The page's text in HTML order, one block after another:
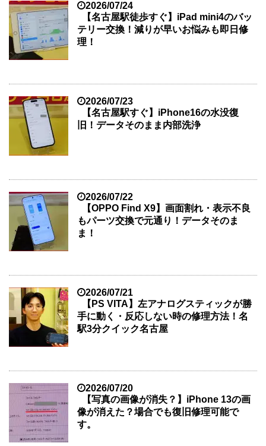
2026/07/24
【名古屋駅徒歩すぐ】iPad mini4のバッ
テリー交換！減りが早いお悩みも即日修
理！
2026/07/23
【名古屋駅すぐ】iPhone16の水没復
旧！データそのまま内部洗浄
2026/07/22
【OPPO Find X9】画面割れ・表示不良
もパーツ交換で元通り！データそのま
ま！
2026/07/21
【PS VITA】左アナログスティックが勝
手に動く・反応しない時の修理方法！名
駅3分クイック名古屋
2026/07/20
【写真の画像が消失？】iPhone 13の画
像が消えた？場合でも復旧修理可能で
す。